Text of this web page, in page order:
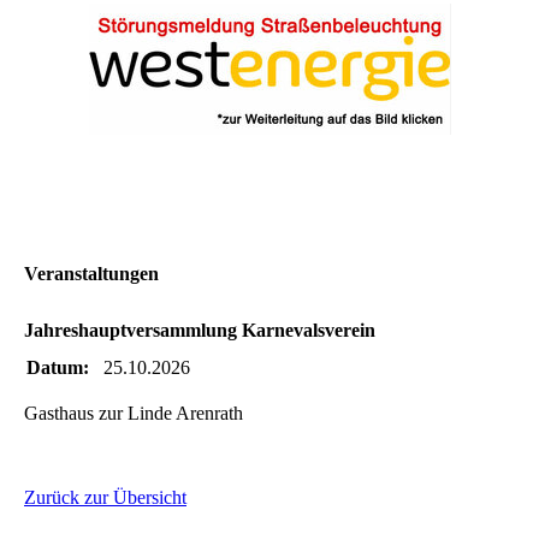
Veranstaltungen
Jahreshauptversammlung Karnevalsverein
Datum:
25.10.2026
Gasthaus zur Linde Arenrath
Zurück zur Übersicht